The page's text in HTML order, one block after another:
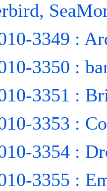
3349 :
3350 :
3351 :
3353 :
3354 :
3355 :